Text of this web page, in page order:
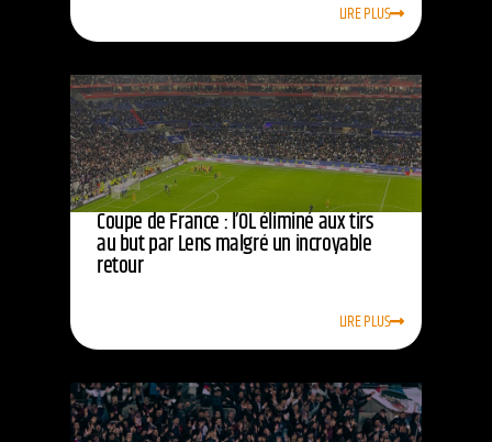
LIRE PLUS
Coupe de France : l’OL éliminé aux tirs
au but par Lens malgré un incroyable
retour
LIRE PLUS